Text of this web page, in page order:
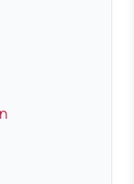
neuem Tab)
(öffnet in neuem
Tab)